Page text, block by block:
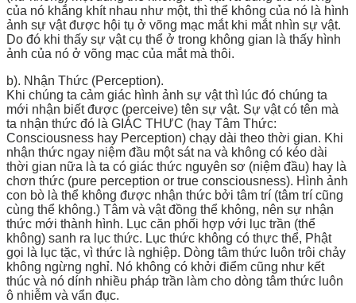
của nó khắng khít nhau như một, thì thể không của nó là hình
ảnh sự vật được hội tụ ở võng mạc mắt khi mắt nhìn sự vật.
Do đó khi thấy sự vật cụ thể ở trong không gian là thấy hình
ảnh của nó ở võng mạc của mắt mà thôi.
b). Nhận Thức (Perception).
Khi chúng ta cảm giác hình ảnh sự vật thì lúc đó chúng ta
mới nhận biết được (perceive) tên sự vật. Sự vật có tên mà
ta nhận thức đó là GIÁC THƯC (hay Tâm Thức:
Consciousness hay Perception) chạy dài theo thời gian. Khi
nhận thức ngay niệm đầu một sát na và không có kéo dài
thời gian nữa là ta có giác thức nguyên sơ (niệm đầu) hay là
chơn thức (pure perception or true consciousness). Hình ảnh
con bò là thể không được nhận thức bởi tâm trí (tâm trí cũng
cùng thể không.) Tâm và vật đồng thể không, nên sự nhận
thức mới thành hình. Lục căn phối hợp với lục trần (thể
không) sanh ra lục thức. Lục thức không có thực thể, Phật
gọi là lục tặc, vì thức là nghiệp. Dòng tâm thức luôn trôi chảy
không ngừng nghỉ. Nó không có khởi điểm cũng như kết
thúc và nó dính nhiều pháp trần làm cho dòng tâm thức luôn
ô nhiễm và vẩn đục.